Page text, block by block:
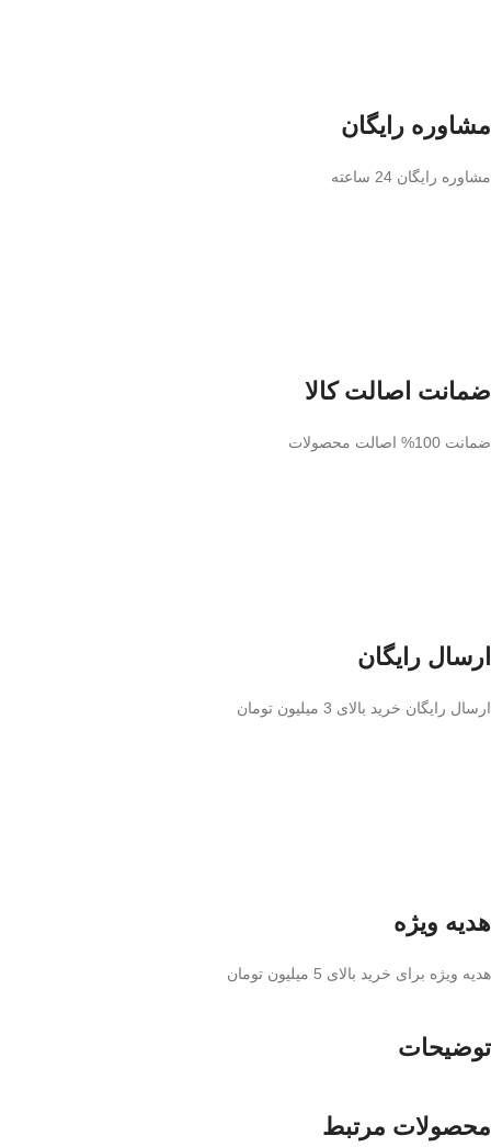
مشاوره رایگان
مشاوره رایگان 24 ساعته
ضمانت اصالت کالا
ضمانت 100% اصالت محصولات
ارسال رایگان
ارسال رایگان خرید بالای 3 میلیون تومان
هدیه ویژه
هدیه ویژه برای خرید بالای 5 میلیون تومان
توضیحات
محصولات مرتبط